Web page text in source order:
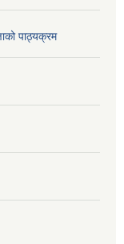
पाठ्यक्रम